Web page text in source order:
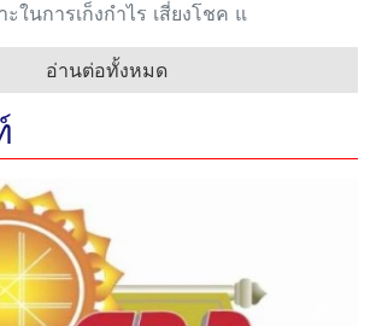
ในการเก็งกำไร เสี่ยงโชค แ
อ่านต่อทั้งหมด